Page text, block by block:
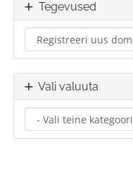
Tegevused
Vali valuuta